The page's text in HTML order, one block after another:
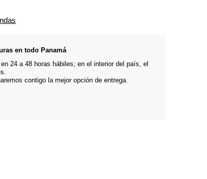
en todo Panamá
24 a 48 horas hábiles; en el interior del país, el
contigo la mejor opción de entrega.